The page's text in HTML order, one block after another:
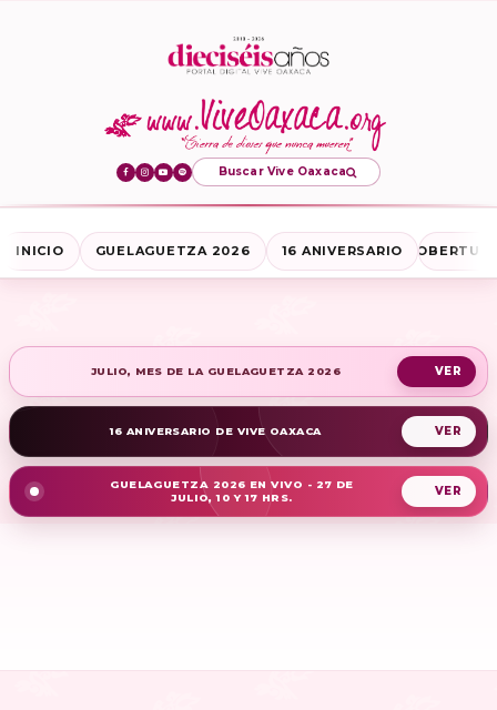
Buscar Vive Oaxaca
INICIO GUELAGUETZA 2026 16 ANIVERSARIO
JULIO, MES DE LA GUELAGUETZA 2026
16 ANIVERSARIO DE VIVE OAXACA
GUELAGUETZA 2026 EN VIVO - 27 DE
JULIO, 10 Y 17 HRS.